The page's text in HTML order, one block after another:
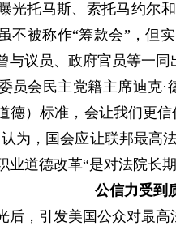
托马斯、索托马约尔和
不被称作“筹款会”，但
与议员、政府官员等一同
会民主党籍主席迪克·
德）标准，会让我们更
为，国会应让联邦最高
业道德改革“是对法院长期
公信力受到
，引发美国公众对最高